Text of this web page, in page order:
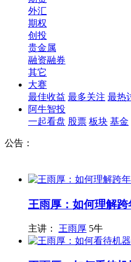
外汇
期权
创投
贵金属
融资融券
其它
大赛
最佳收益 最多关注 最热
阿牛智投
一起看盘 股票 板块 基金
公告：
王雨厚：如何理解跨
主讲： 王雨厚 5牛